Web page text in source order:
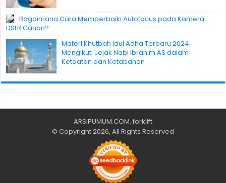
Bagaimana Cara Memperbaiki Autofocus pada Kamera
DSLR Canon?
Materi Khutbah Idul Adha Terbaru 2024:
Mengikuti Jejak Nabi Ibrahim AS dalam
Ketaatan dan Ketabahan
ARSIPUMUM.COM. forklift
© Copyright 2026, All Rights Reserved